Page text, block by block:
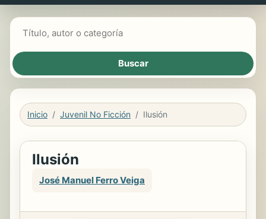
Inicio Juvenil No Ficción Ilusión
Ilusión
José Manuel Ferro Veiga